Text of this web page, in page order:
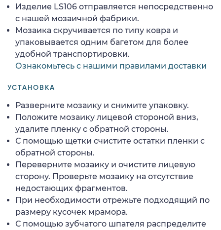
Изделие LS106 отправляется непосредственно
с нашей мозаичной фабрики.
Мозаика скручивается по типу ковра и
упаковывается одним багетом для более
удобной транспортировки.
Ознакомьтесь с нашими правилами доставки
УСТАНОВКА
Разверните мозаику и снимите упаковку.
Положите мозаику лицевой стороной вниз,
удалите пленку с обратной стороны.
С помощью щетки счистите остатки пленки с
обратной стороны.
Переверните мозаику и очистите лицевую
сторону. Проверьте мозаику на отсутствие
недостающих фрагментов.
При необходимости отрежьте подходящий по
размеру кусочек мрамора.
С помощью зубчатого шпателя распределите